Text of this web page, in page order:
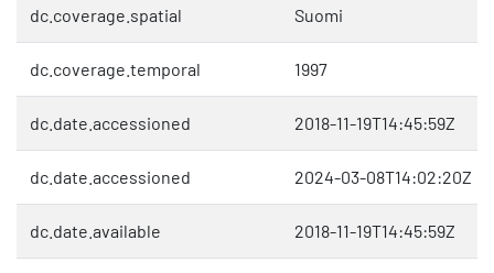
dc.coverage.spatial Suomi
dc.coverage.temporal 1997
dc.date.accessioned 2018-11-19T14:45:59Z
dc.date.accessioned 2024-03-08T14:02:20Z
dc.date.available 2018-11-19T14:45:59Z